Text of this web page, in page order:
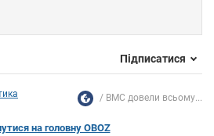
Підписатися
ВМС довели всьому...
на головну OBOZ